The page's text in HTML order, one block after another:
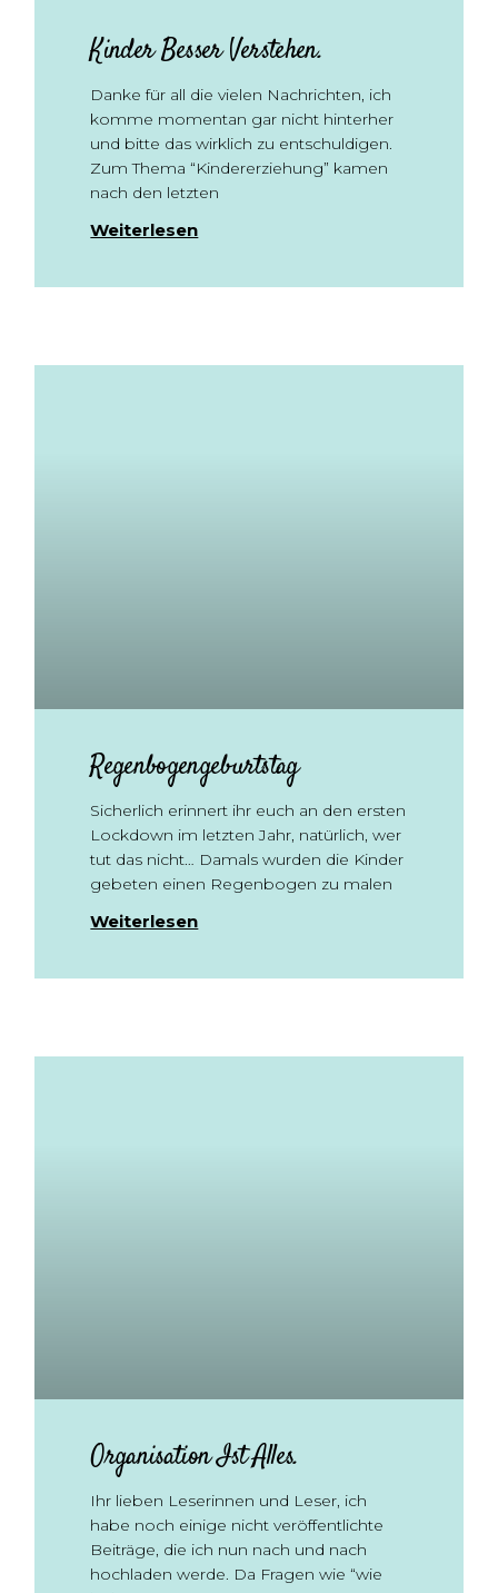
Kinder Besser Verstehen.
Danke für all die vielen Nachrichten, ich
komme momentan gar nicht hinterher
und bitte das wirklich zu entschuldigen.
Zum Thema “Kindererziehung” kamen
nach den letzten
Weiterlesen
Regenbogengeburtstag
Sicherlich erinnert ihr euch an den ersten
Lockdown im letzten Jahr, natürlich, wer
tut das nicht… Damals wurden die Kinder
gebeten einen Regenbogen zu malen
Weiterlesen
Organisation Ist Alles.
Ihr lieben Leserinnen und Leser, ich
habe noch einige nicht veröffentlichte
Beiträge, die ich nun nach und nach
hochladen werde. Da Fragen wie “wie